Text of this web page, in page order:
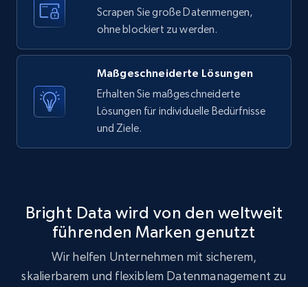
Amazon products search
Asin, URL, Name, Sponsored, Initial price, Final
1.6K+
Rating, Reviews count, Initial price, Discount,
and more.
1.3K+ 175+ Gratis testen
Scrapen Sie große Datenmengen,
ohne blockiert zu werden.
Maßgeschneiderte Lösungen
Erhalten Sie maßgeschneiderte
Lösungen für individuelle Bedürfnisse
und Ziele.
Bright Data wird von den weltweit
führenden Marken genutzt
Wir helfen Unternehmen mit sicherem,
skalierbarem und flexiblem Datenmanagement zu